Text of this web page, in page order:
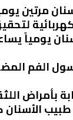
مرتين
يومياً
الفم
بأمراض
فحوصات دورية وتنظيف الأسنان